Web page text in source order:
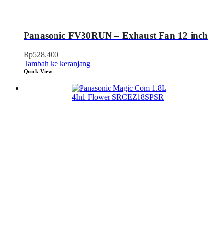
Panasonic FV30RUN – Exhaust Fan 12 inch
Rp528.400
Tambah ke keranjang
Quick View